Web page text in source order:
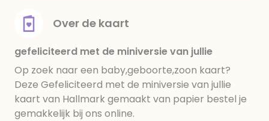
Over de kaart
gefeliciteerd met de miniversie van jullie
Op zoek naar een baby,geboorte,zoon kaart?
Deze Gefeliciteerd met de miniversie van jullie
kaart van Hallmark gemaakt van papier bestel je
gemakkelijk bij ons online.